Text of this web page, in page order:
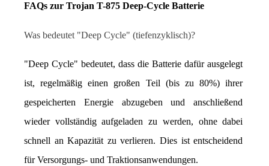
FAQs zur Trojan T-875 Deep-Cycle Batterie
Was bedeutet "Deep Cycle" (tiefenzyklisch)?
"Deep Cycle" bedeutet, dass die Batterie dafür ausgelegt
ist, regelmäßig einen großen Teil (bis zu 80%) ihrer
gespeicherten Energie abzugeben und anschließend
wieder vollständig aufgeladen zu werden, ohne dabei
schnell an Kapazität zu verlieren. Dies ist entscheidend
für Versorgungs- und Traktionsanwendungen.